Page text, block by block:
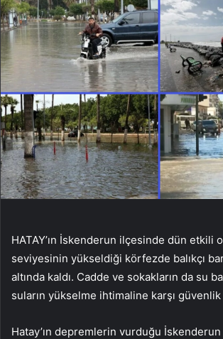
HATAY’ın İskenderun ilçesinde dün etkili
seviyesinin yükseldiği körfezde balıkçı
altında kaldı. Cadde ve sokakların da su
suların yükselme ihtimaline karşı güvenlik
Hatay’ın depremlerin vurduğu